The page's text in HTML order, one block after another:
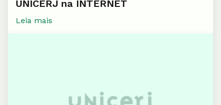
UNICERJ na INTERNET
Leia mais